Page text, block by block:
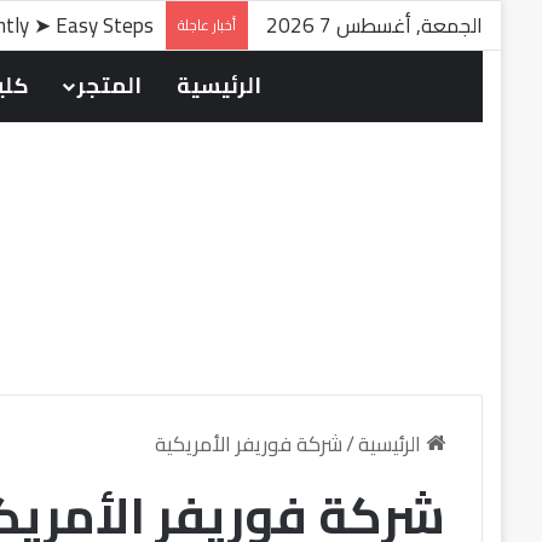
الجمعة, أغسطس 7 2026 أخبار عاجلة ➤ Easy Steps
الرئيسية المتجر
الرئيسية/شركة فوريفر الأمريكية
شركة فوريفر